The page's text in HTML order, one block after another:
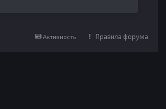
Активность Правила форума